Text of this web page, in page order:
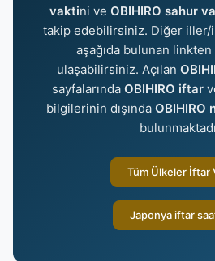
vaktini ve OBIHIRO sahur
takip edebilirsiniz. Diğer
aşağıda bulunan
ulaşabilirsiniz. Açılan
sayfalarında OBIHIRO iftar
bilgilerinin dışında OBIHIRO
Tüm Ülkeler İftar
Japonya iftar